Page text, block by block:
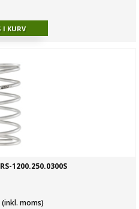
1200.250.0300S
moms)